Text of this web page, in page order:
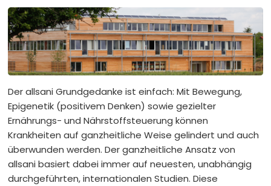
Der allsani Grundgedanke ist einfach: Mit Bewegung,
Epigenetik (positivem Denken) sowie gezielter
Ernährungs- und Nährstoffsteuerung können
Krankheiten auf ganzheitliche Weise gelindert und auch
überwunden werden. Der ganzheitliche Ansatz von
allsani basiert dabei immer auf neuesten, unabhängig
durchgeführten, internationalen Studien. Diese